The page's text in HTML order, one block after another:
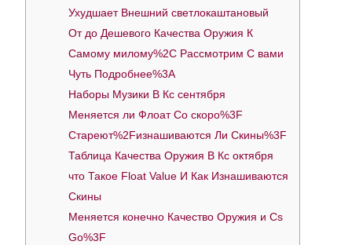
Ухудшает Внешний светлокаштановый
От до Дешевого Качества Оружия К
Самому милому%2C Рассмотрим С вами
Чуть Подробнее%3A
Наборы Музики В Кс сентября
Меняется ли Флоат Со скоро%3F
Стареют%2Fизнашиваются Ли Скины%3F
Таблица Качества Оружия В Кс октября
что Такое Float Value И Как Изнашиваются
Скины
Меняется конечно Качество Оружия и Cs
Go%3F